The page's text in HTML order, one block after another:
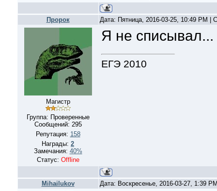
Пророк Дата: Пятница, 2016-03-25, 10:49 PM |
Магистр
Группа: Проверенные
Сообщений: 295
Репутация: 158
Награды: 2
Замечания: 40%
Статус: Offline
Я не
ЕГЭ 2010
Mihailukov Дата: Воскресенье, 2016-03-27, 1:39